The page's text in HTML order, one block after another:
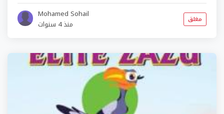
Mohamed Sohail
منذ 4 سنوات
مغلق